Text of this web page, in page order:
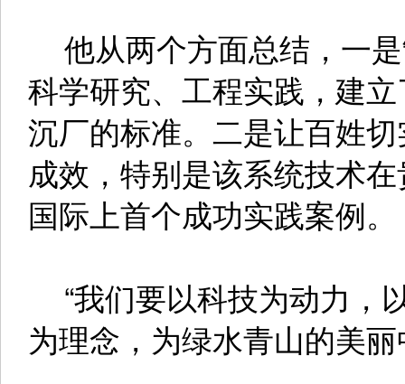
他从两个方面总结，一
科学研究、工程实践，建
沉厂的标准。二是让百姓
成效，特别是该系统技术
国际上首个成功实践案例。
“我们要以科技为动力，
为理念，为绿水青山的美